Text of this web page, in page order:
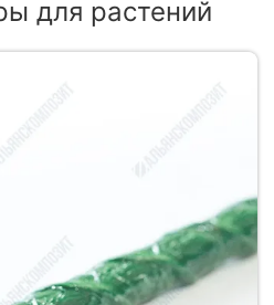
для растений